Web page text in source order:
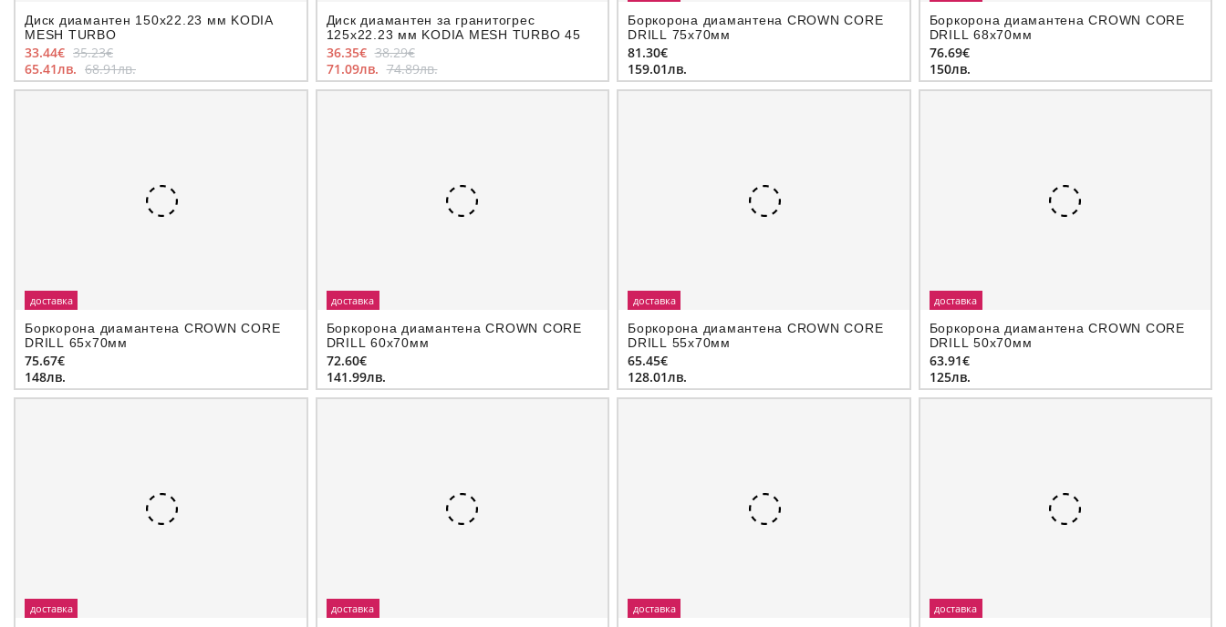
Диск диамантен 150x22.23 мм KODIA
MESH TURBO
33.44€ 35.23€
65.41лв. 68.91лв.
Диск диамантен за гранитогрес
125x22.23 мм KODIA MESH TURBO 45
36.35€ 38.29€
71.09лв. 74.89лв.
Боркорона диамантeна CROWN CORE
DRILL 75х70мм
81.30€
159.01лв.
Боркорона диамантeна CROWN CORE
DRILL 68х70мм
76.69€
150лв.
доставка
Боркорона диамантeна CROWN CORE
DRILL 65х70мм
75.67€
148лв.
доставка
Боркорона диамантeна CROWN CORE
DRILL 60х70мм
72.60€
141.99лв.
доставка
Боркорона диамантeна CROWN CORE
DRILL 55х70мм
65.45€
128.01лв.
доставка
Боркорона диамантeна CROWN CORE
DRILL 50х70мм
63.91€
125лв.
доставка доставка доставка доставка